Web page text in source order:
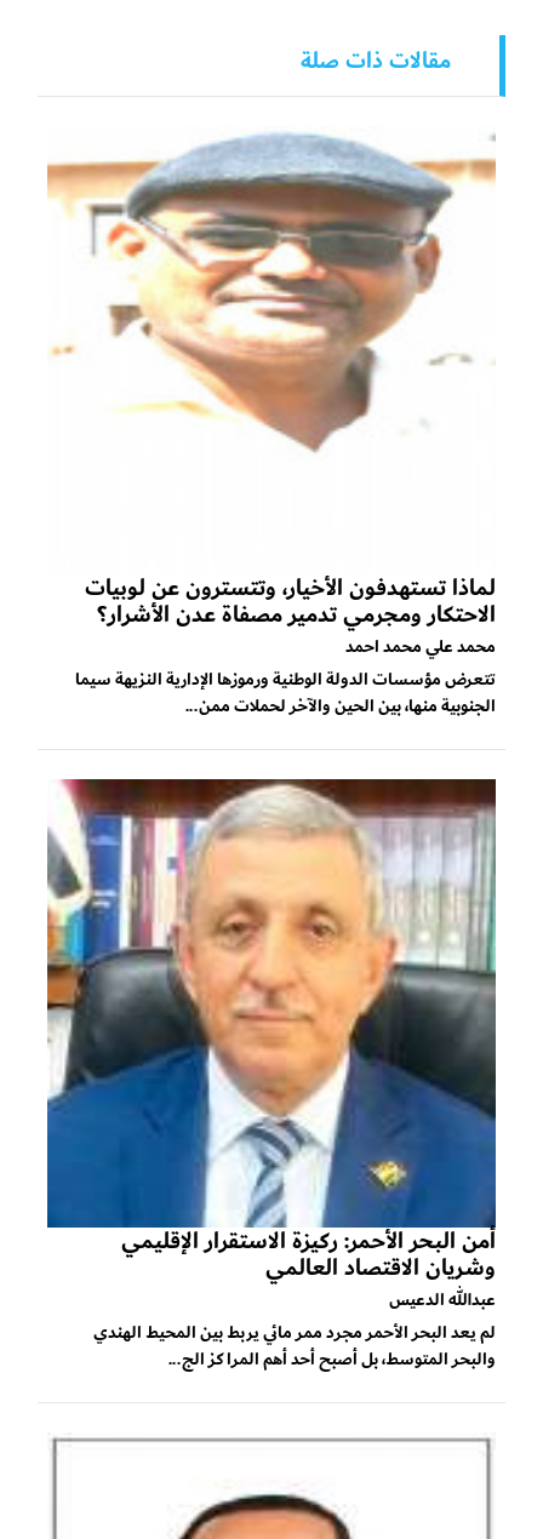
مقالات ذات صلة
لماذا تستهدفون الأخيار، وتتسترون عن لوبيات
الاحتكار ومجرمي تدمير مصفاة عدن الأشرار؟
محمد علي محمد احمد
تتعرض مؤسسات الدولة الوطنية ورموزها الإدارية النزيهة سيما
الجنوبية منها، بين الحين والآخر لحملات ممن...
أمن البحر الأحمر: ركيزة الاستقرار الإقليمي
وشريان الاقتصاد العالمي
عبدالله الدعيس
لم يعد البحر الأحمر مجرد ممر مائي يربط بين المحيط الهندي
والبحر المتوسط، بل أصبح أحد أهم المراكز الج...